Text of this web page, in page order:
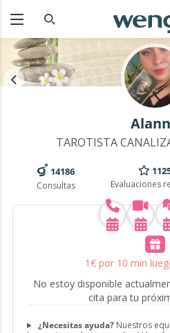
TAROTISTA
14186
Consultas Evaluaciones
1€ por 10 min
No estoy disponible
cita para tu
¿Necesitas ayuda?Nuestros